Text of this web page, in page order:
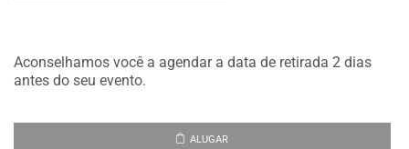
Aconselhamos você a agendar a data de retirada 2 dias
antes do seu evento.
ALUGAR